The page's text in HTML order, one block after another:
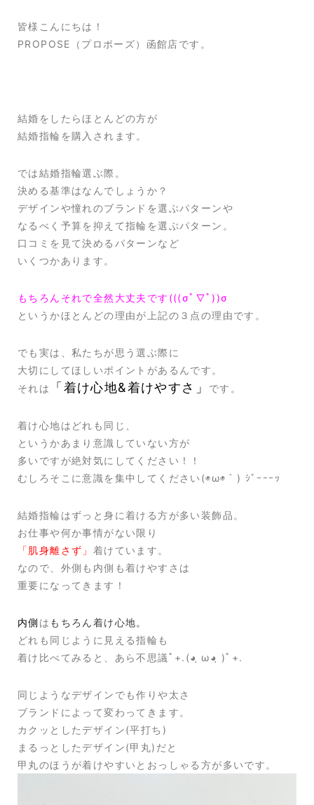
皆様こんにちは！
PROPOSE（プロポーズ）函館店です。
結婚をしたらほとんどの方が
結婚指輪を購入されます。
では結婚指輪選ぶ際。
決める基準はなんでしょうか？
デザインや憧れのブランドを選ぶパターンや
なるべく予算を抑えて指輪を選ぶパターン。
口コミを見て決めるパターンなど
いくつかあります。
もちろんそれで全然大丈夫です (((σﾟ∇ﾟ))σ
というかほとんどの理由が上記の３点の理由です。
でも実は、私たちが思う選ぶ際に
大切にしてほしいポイントがあるんです。
それは
「着け心地&着けやすさ」 です。
着け心地はどれも同じ、
というかあまり意識していない方が
多いですが絶対気にしてください！！
むしろそこに意識を集中してください (◉ω◉｀ ) ｼﾞｰｰｰｯ
結婚指輪はずっと身に着ける方が多い装飾品。
お仕事や何か事情がない限り
「肌身離さず」 着けています。
なので、外側も内側も着けやすさは
重要になってきます！
内側 は もちろん着け心地。
どれも同じように見える指輪も
着け比べてみると、あら不思議ﾟ+.(◕ฺ ω◕ฺ )ﾟ+.
同じようなデザインでも作りや太さ
ブランドによって変わってきます。
カクッとしたデザイン(平打ち)
まるっとしたデザイン(甲丸)だと
甲丸のほうが着けやすいとおっしゃる方が多いです。